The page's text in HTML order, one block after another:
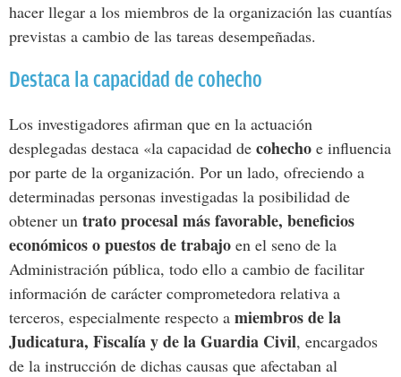
hacer llegar a los miembros de la organización las cuantías
previstas a cambio de las tareas desempeñadas.
Destaca la capacidad de cohecho
Los investigadores afirman que en la actuación
desplegadas destaca «la capacidad de cohecho e influencia
por parte de la organización. Por un lado, ofreciendo a
determinadas personas investigadas la posibilidad de
obtener un tratoprocesalmásfavorable, beneficios
económicosopuestosdetrabajo en el seno de la
Administración pública, todo ello a cambio de facilitar
información de carácter comprometedora relativa a
terceros, especialmente respecto a miembrosdela
Judicatura, FiscalíaydelaGuardia Civil, encargados
de la instrucción de dichas causas que afectaban al